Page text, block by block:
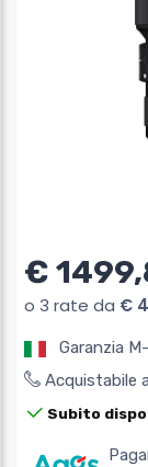
€
Garanzia
Acquistabile
Subito